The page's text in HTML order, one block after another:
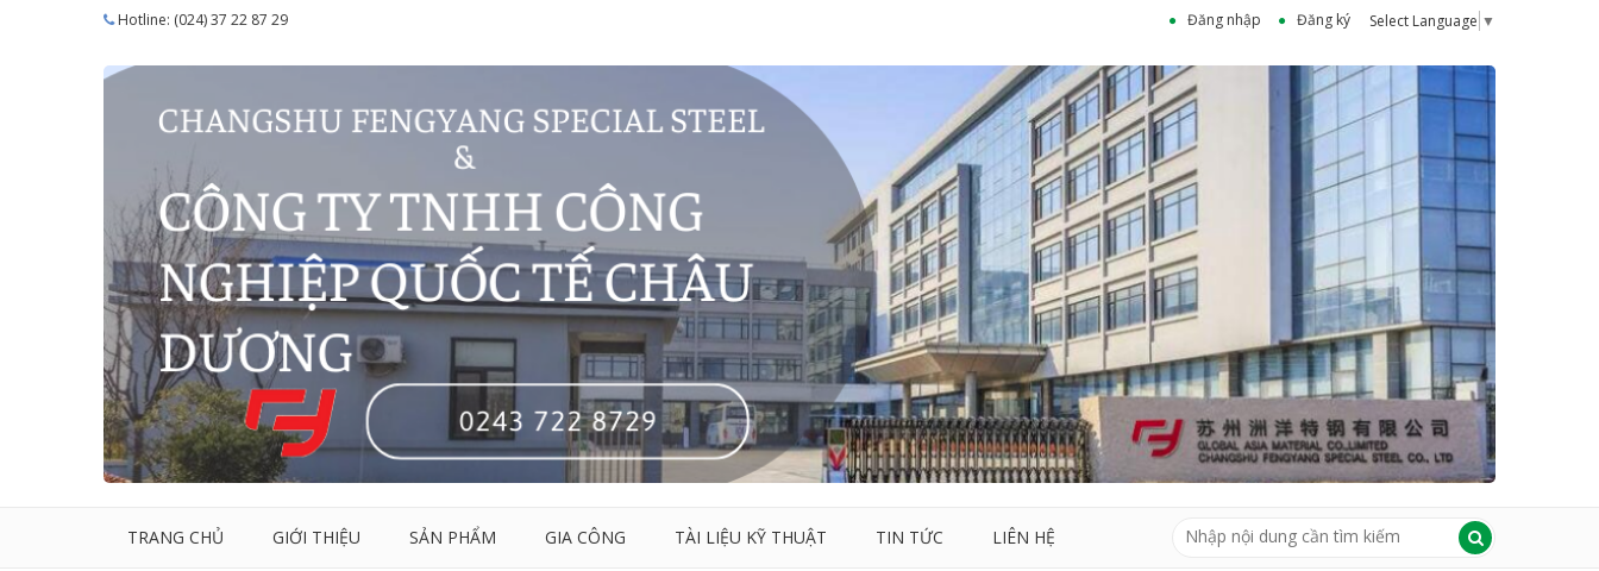
Hotline: (024) 37 22 87 29 Đăng nhập Đăng ký Select Language ▼
TRANG CHỦ GIỚI THIỆU SẢN PHẨM GIA CÔNG TÀI LIỆU KỸ THUẬT TIN TỨC LIÊN HỆ